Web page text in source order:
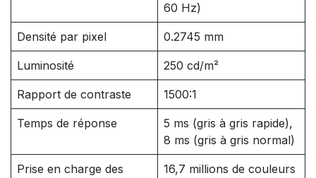
60 Hz)
Densité par pixel 0.2745 mm
Luminosité 250 cd/m²
Rapport de contraste 1500:1
Temps de réponse
5 ms (gris à gris rapide),
8 ms (gris à gris normal)
Prise en charge des
16,7 millions de couleurs